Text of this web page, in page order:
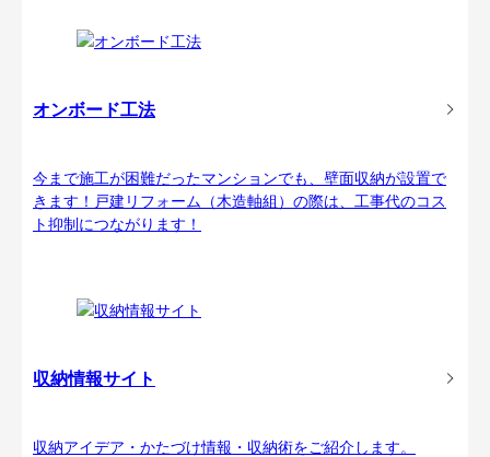
オンボード工法
今まで施工が困難だったマンションでも、壁面収納が設置で
きます！戸建リフォーム（木造軸組）の際は、工事代のコス
ト抑制につながります！
収納情報サイト
収納アイデア・かたづけ情報・収納術をご紹介します。